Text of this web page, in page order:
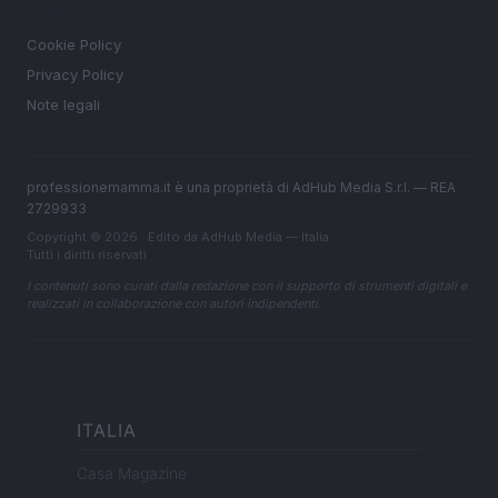
Cookie Policy
Privacy Policy
Note legali
professionemamma.it è una proprietà di AdHub Media S.r.l. — REA
2729933
Copyright © 2026 · Edito da AdHub Media — Italia
Tutti i diritti riservati
I contenuti sono curati dalla redazione con il supporto di strumenti digitali e
realizzati in collaborazione con autori indipendenti.
ITALIA
Casa Magazine